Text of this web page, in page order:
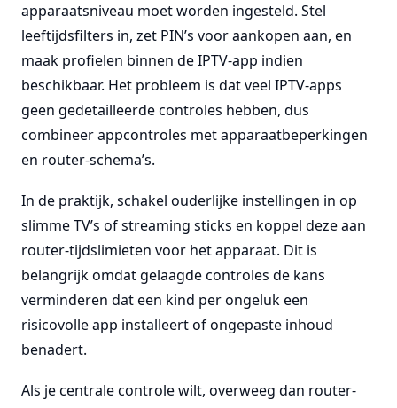
apparaatsniveau moet worden ingesteld. Stel
leeftijdsfilters in, zet PIN’s voor aankopen aan, en
maak profielen binnen de IPTV-app indien
beschikbaar. Het probleem is dat veel IPTV-apps
geen gedetailleerde controles hebben, dus
combineer appcontroles met apparaatbeperkingen
en router-schema’s.
In de praktijk, schakel ouderlijke instellingen in op
slimme TV’s of streaming sticks en koppel deze aan
router-tijdslimieten voor het apparaat. Dit is
belangrijk omdat gelaagde controles de kans
verminderen dat een kind per ongeluk een
risicovolle app installeert of ongepaste inhoud
benadert.
Als je centrale controle wilt, overweeg dan router-